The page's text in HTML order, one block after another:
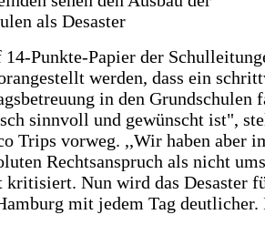
Punkte-Papier der
werden, dass ein
in den Grundschulen
sinnvoll und gewünscht ist",
Trips vorweg. ,,Wir haben aber
Rechtsanspruch als nicht
kritisiert. Nun wird das Desaster
mit jedem Tag deutlicher.